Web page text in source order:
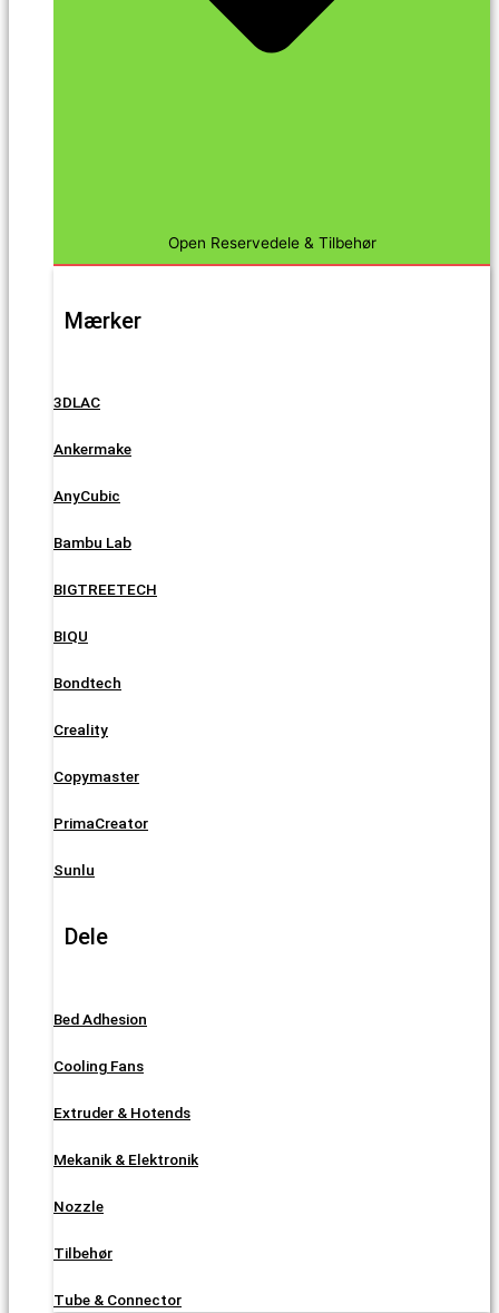
Open Reservedele & Tilbehør
Mærker
3DLAC
Ankermake
AnyCubic
Bambu Lab
BIGTREETECH
BIQU
Bondtech
Creality
Copymaster
PrimaCreator
Sunlu
Dele
Bed Adhesion
Cooling Fans
Extruder & Hotends
Mekanik & Elektronik
Nozzle
Tilbehør
Tube & Connector